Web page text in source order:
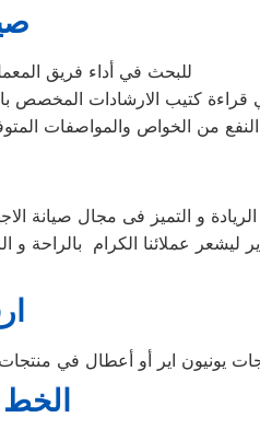
للبحث في أداء فريق
كتيب الارشادات المخصص
و التميز فى مجال صيانة
ليشعر عملائنا الكرام بالراحة